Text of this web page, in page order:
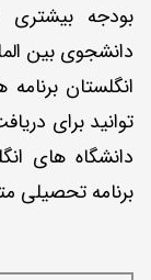
بودجه
دانشجوی بین
انگلستان
‌توانید برای
دانشگاه های
برنامه تحصیلی